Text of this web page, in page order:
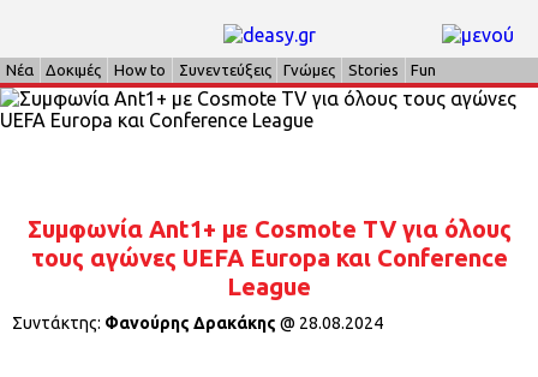
Νέα Δοκιμές How to Συνεντεύξεις Γνώμες Stories Fun
Συμφωνία Ant1+ με Cosmote TV για όλους
τους αγώνες UEFA Europa και Conference
League
Συντάκτης: Φανούρης Δρακάκης @ 28.08.2024